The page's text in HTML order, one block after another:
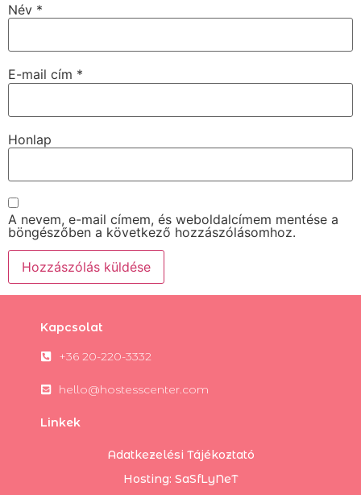
Név *
E-mail cím *
Honlap
A nevem, e-mail címem, és weboldalcímem mentése a
böngészőben a következő hozzászólásomhoz.
Kapcsolat
+36 20-220-3332
hello@hostesscenter.com
Linkek
Adatkezelési Tájékoztató
Hosting: SaSfLyNeT